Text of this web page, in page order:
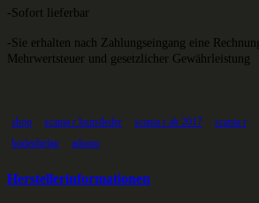
-Sofort lieferbar
-Sie erhalten nach Zahlungseingang eine
Mehrwertsteuer und gesetzlicher Gewährleistung
shop scania r kunstleder scania r ab 2017 scania r
bodenbelag
adomo
Herstellerinformationen